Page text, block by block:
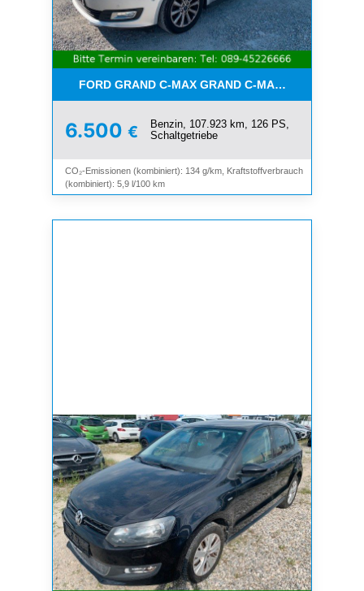
FORD GRAND C-MAX GRAND C-MAX TITANIUM*7-
6.500 €
Benzin, 107.923 km, 126 PS,
Schaltgetriebe
CO₂-Emissionen (kombiniert): 134 g/km, Kraftstoffverbrauch
(kombiniert): 5,9 l/100 km